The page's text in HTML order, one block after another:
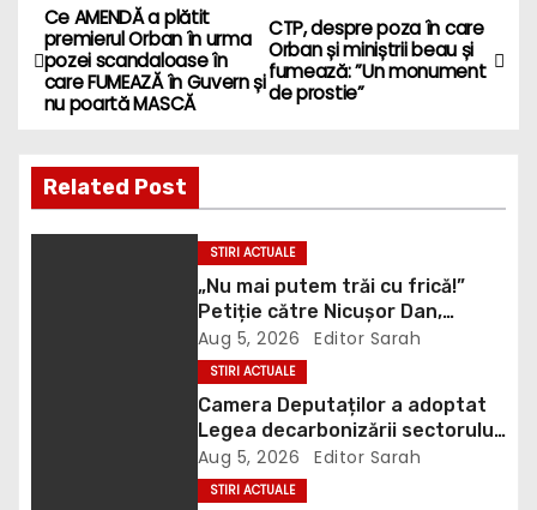
P
o
t
n
CTP, despre poza în care
Orban și miniștrii beau și
fumează: ”Un monument
de prostie”
Ce AMENDĂ a plătit
premierul Orban în urma
pozei scandaloase în
care FUMEAZĂ în Guvern și
nu poartă MASCĂ
Related Post
STIRI ACTUALE
„Nu mai putem trăi cu frică!”
Petiție către Nicușor Dan,
Bolojan și Buzoianu după
atacurile urșilor din Covasna
Aug 5, 2026 Editor Sarah
STIRI ACTUALE
Camera Deputaților a adoptat
Legea decarbonizării sectorului
energetic. Amendamentul PSD,
inclus în proiect
Aug 5, 2026 Editor Sarah
STIRI ACTUALE